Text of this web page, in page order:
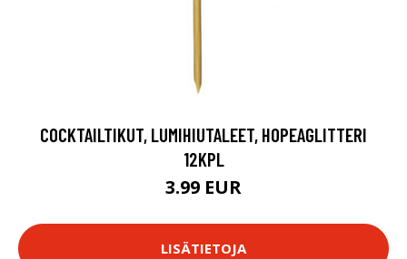
COCKTAILTIKUT, LUMIHIUTALEET, HOPEAGLITTERI
12KPL
3.99 EUR
LISÄTIETOJA